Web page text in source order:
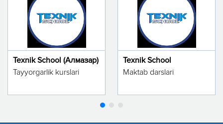
Texnik School (Алмазар)
Tayyorgarlik kurslari
Texnik School
Maktab darslari